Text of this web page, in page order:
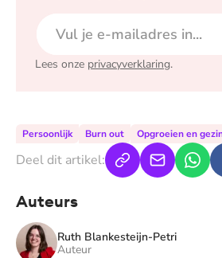
Lees onze privacyverklaring.
Persoonlijk Burn out Opgroeien en
Deel dit artikel:
Auteurs
Ruth Blankesteijn-Petri
Auteur